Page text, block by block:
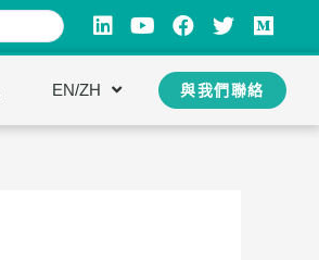
EN/ZH 與我們聯絡